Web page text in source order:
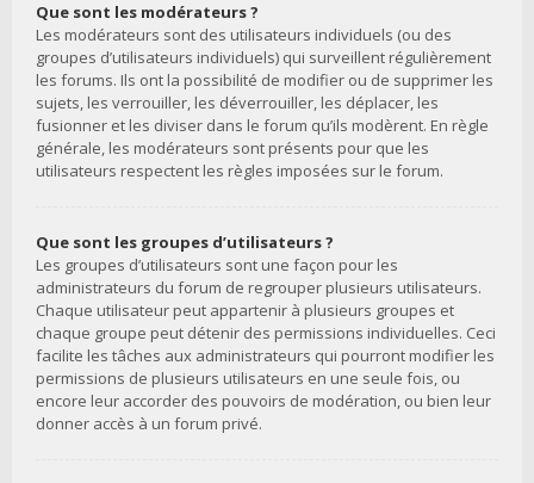
Que sont les modérateurs ?
Les modérateurs sont des utilisateurs individuels (ou des
groupes d’utilisateurs individuels) qui surveillent régulièrement
les forums. Ils ont la possibilité de modifier ou de supprimer les
sujets, les verrouiller, les déverrouiller, les déplacer, les
fusionner et les diviser dans le forum qu’ils modèrent. En règle
générale, les modérateurs sont présents pour que les
utilisateurs respectent les règles imposées sur le forum.
Que sont les groupes d’utilisateurs ?
Les groupes d’utilisateurs sont une façon pour les
administrateurs du forum de regrouper plusieurs utilisateurs.
Chaque utilisateur peut appartenir à plusieurs groupes et
chaque groupe peut détenir des permissions individuelles. Ceci
facilite les tâches aux administrateurs qui pourront modifier les
permissions de plusieurs utilisateurs en une seule fois, ou
encore leur accorder des pouvoirs de modération, ou bien leur
donner accès à un forum privé.